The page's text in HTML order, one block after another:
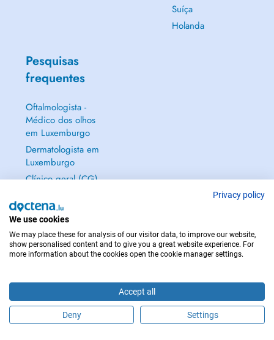
Suíça
Holanda
Pesquisas
frequentes
Oftalmologista -
Médico dos olhos
em Luxemburgo
Dermatologista em
Luxemburgo
Clínico geral (CG)
Ginecologista em
Luxemburgo
Mostrar tudo →
EM CASO DE EMERGÊNCIA, CONTACTE : 112
Copyright © 2026 - DOCTENA S.A. 42, Rue de la Vallée, L-2661 Luxembourg
Privacy policy
We use cookies
We may place these for analysis of our visitor data, to improve our website,
show personalised content and to give you a great website experience. For
more information about the cookies open the cookie manager settings.
Accept all
Deny Settings